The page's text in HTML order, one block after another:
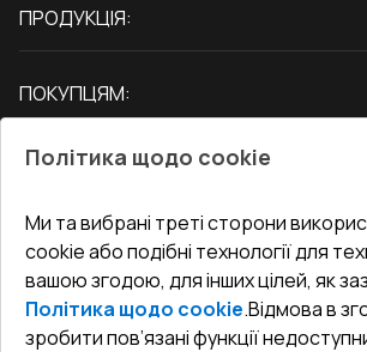
ПРОДУКЦІЯ:
Двері
ПОКУПЦЯМ:
Блог
Адреса гіпермаркета
Як правильно заміряти вікна
СЕРВІС ТА ОБЛУГОВУВАННЯ:
Доставка і Оплата
Гарантія та Сервіс
Повернення товару
Договір публічної оферти
КОНТАКТИ
Офіс:Україна, м. Вінниця, вул.
undefined(undefined)
Політика щодо cookie
Ми та вибрані треті сторони
cookie або подібні технології для
вашою згодою, для інших цілей, як
Політика щодо cookie.Відмова в
зробити пов’язані функції